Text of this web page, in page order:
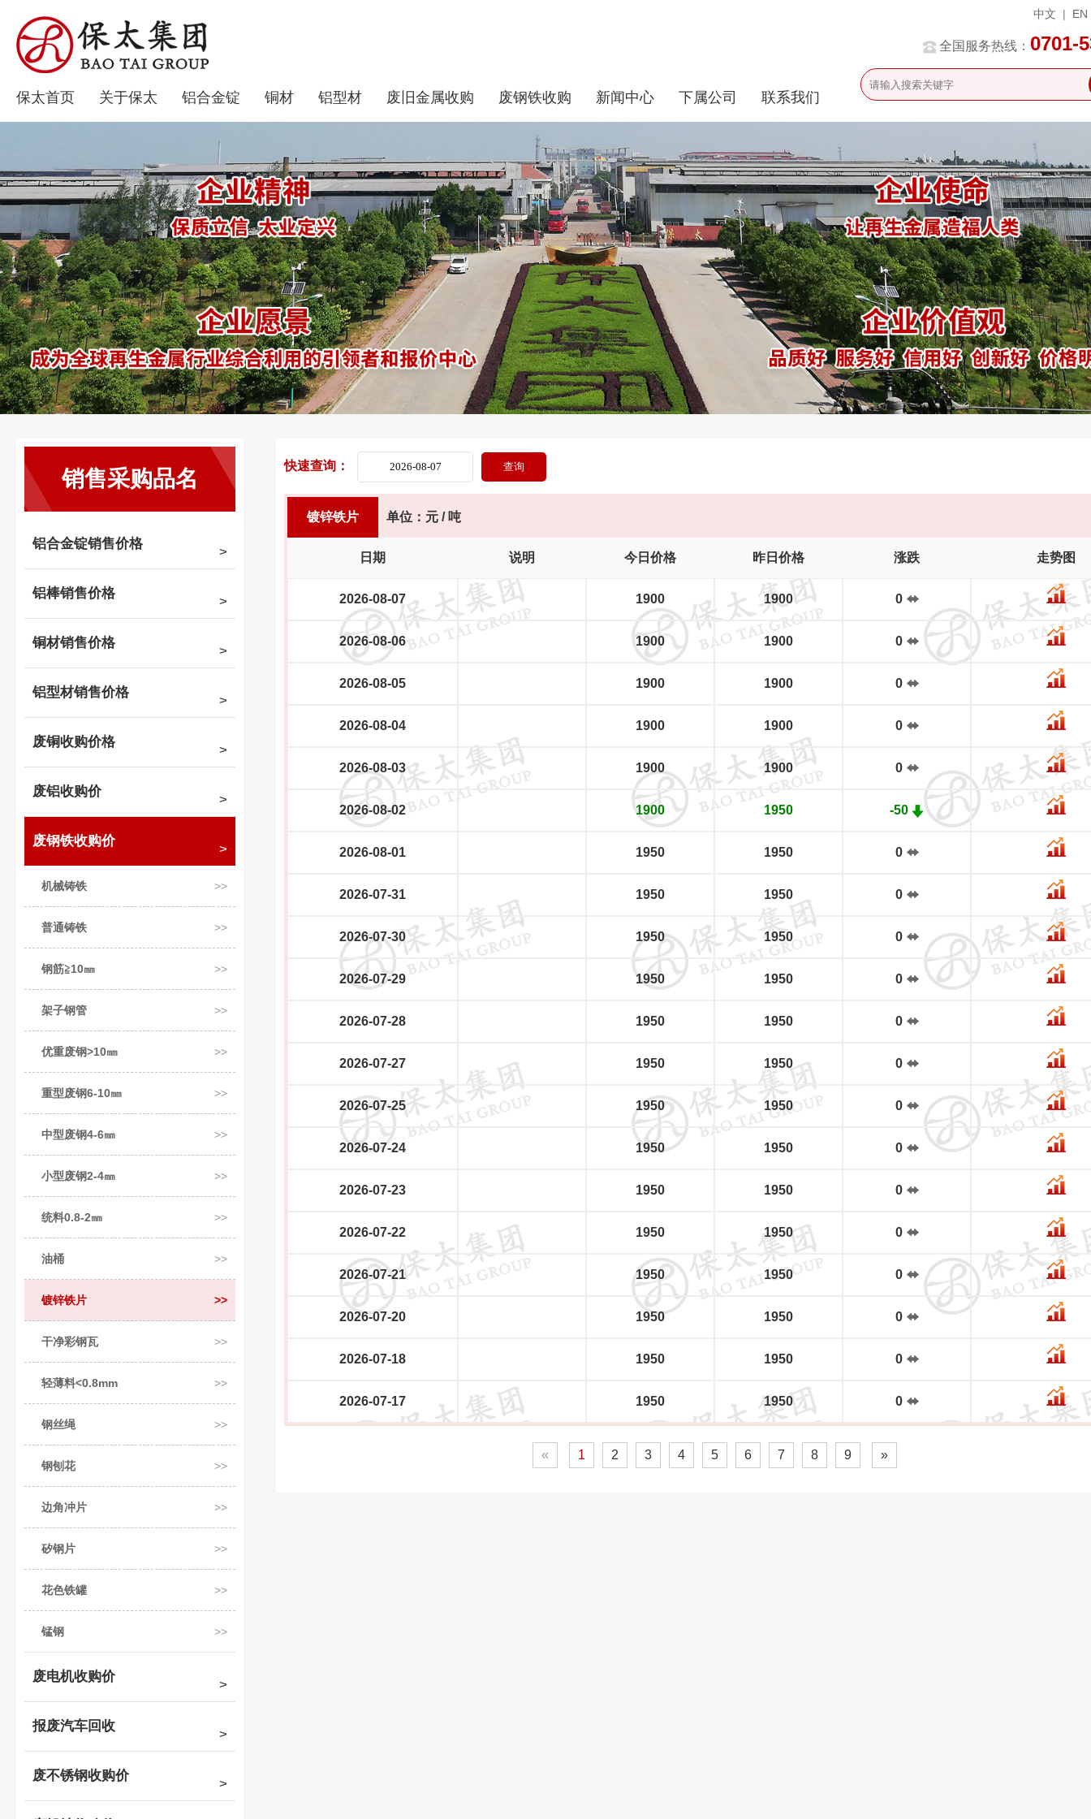
保太首页 关于保太 铝合金锭 铜材 铝型材 废旧金属收购 废钢铁收购 新闻中心 下属公司 联系我们
中文 | EN
全国服务热线： 0701-
销售采购品名
铝合金锭销售价格
铝棒销售价格
铜材销售价格
铝型材销售价格
废铜收购价格
废铝收购价
废钢铁收购价
机械铸铁
普通铸铁
钢筋≧10㎜
架子钢管
优重废钢>10㎜
重型废钢6-10㎜
中型废钢4-6㎜
小型废钢2-4㎜
统料0.8-2㎜
油桶
镀锌铁片
干净彩钢瓦
轻薄料<0.8mm
钢丝绳
钢刨花
边角冲片
矽钢片
花色铁罐
锰钢
废电机收购价
报废汽车回收
废不锈钢收购价
快速查询：
镀锌铁片 单位：元 / 吨
日期 说明 今日价格 昨日价格 涨跌 走势图
2026-08-07 1900 1900 0
2026-08-06 1900 1900 0
2026-08-05 1900 1900 0
2026-08-04 1900 1900 0
2026-08-03 1900 1900 0
2026-08-02 1900 1950 -50
2026-08-01 1950 1950 0
2026-07-31 1950 1950 0
2026-07-30 1950 1950 0
2026-07-29 1950 1950 0
2026-07-28 1950 1950 0
2026-07-27 1950 1950 0
2026-07-25 1950 1950 0
2026-07-24 1950 1950 0
2026-07-23 1950 1950 0
2026-07-22 1950 1950 0
2026-07-21 1950 1950 0
2026-07-20 1950 1950 0
2026-07-18 1950 1950 0
2026-07-17 1950 1950 0
« 1 2 3 4 5 6 7 8 9 »